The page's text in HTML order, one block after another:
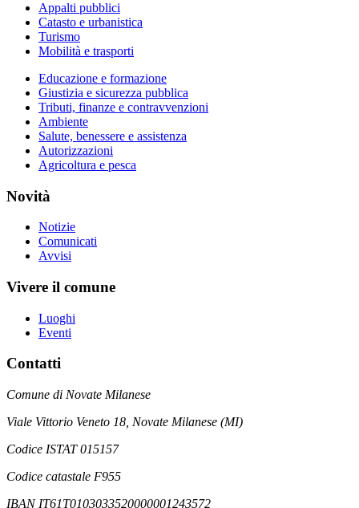
Appalti pubblici
Catasto e urbanistica
Turismo
Mobilità e trasporti
Educazione e formazione
Giustizia e sicurezza pubblica
Tributi, finanze e contravvenzioni
Ambiente
Salute, benessere e assistenza
Autorizzazioni
Agricoltura e pesca
Novità
Notizie
Comunicati
Avvisi
Vivere il comune
Luoghi
Eventi
Contatti
Comune di Novate Milanese
Viale Vittorio Veneto 18, Novate Milanese (MI)
Codice ISTAT 015157
Codice catastale F955
IBAN IT61T0103033520000001243572